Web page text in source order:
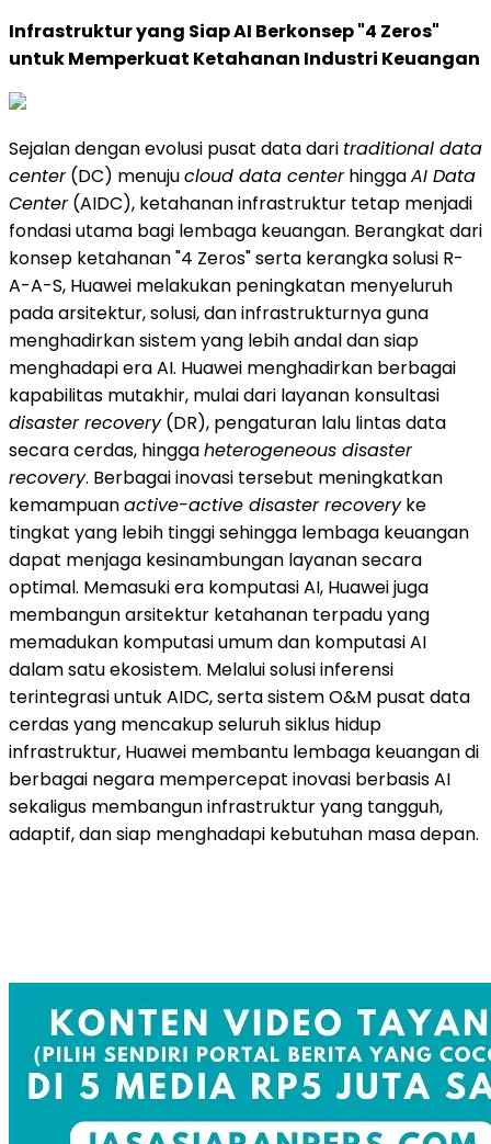
Infrastruktur yang Siap AI Berkonsep "4 Zeros"
untuk Memperkuat Ketahanan Industri Keuangan
Sejalan dengan evolusi pusat data dari traditional data
center(DC) menujucloud data centerhinggaAI Data
Center(AIDC), ketahanan infrastruktur tetap menjadi
fondasi utama bagi lembaga keuangan. Berangkat dari
konsep ketahanan "4 Zeros" serta kerangka solusi R-
A-A-S, Huawei melakukan peningkatan menyeluruh
pada arsitektur, solusi, dan infrastrukturnya guna
menghadirkan sistem yang lebih andal dan siap
menghadapi era AI. Huawei menghadirkan berbagai
kapabilitas mutakhir, mulai dari layanan konsultasi
disaster recovery(DR), pengaturan lalu lintas data
secara cerdas, hinggaheterogeneous disaster
recovery. Berbagai inovasi tersebut meningkatkan
kemampuanactive-active disaster recoveryke
tingkat yang lebih tinggi sehingga lembaga keuangan
dapat menjaga kesinambungan layanan secara
optimal. Memasuki era komputasi AI, Huawei juga
membangun arsitektur ketahanan terpadu yang
memadukan komputasi umum dan komputasi AI
dalam satu ekosistem. Melalui solusi inferensi
terintegrasi untuk AIDC, serta sistem O&M pusat data
cerdas yang mencakup seluruh siklus hidup
infrastruktur, Huawei membantu lembaga keuangan di
berbagai negara mempercepat inovasi berbasis AI
sekaligus membangun infrastruktur yang tangguh,
adaptif, dan siap menghadapi kebutuhan masa depan.